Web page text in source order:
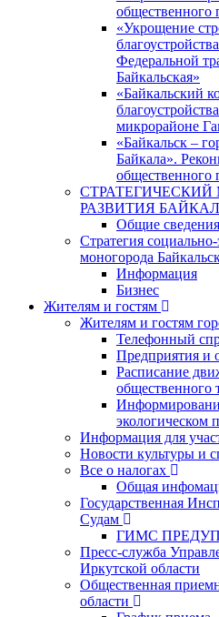
общественного
«Укрощение
Федеральной
Байкальская»
«Байкальский
микрорайоне
«Байкальск –
Байкала».
общественного
РАЗВИТИЯ
Общие сведения
Стратегия
моногорода
Информация
Бизнес
Жителям и гостям
Жителям и гостям
Телефонный
Предприятия и
Расписание
общественного
экологическом
Информация для
Новости культуры и
Все о налогах
Общая
Государственная
Судам
ГИМС
Пресс-служба
Иркутской области
Общественная
области